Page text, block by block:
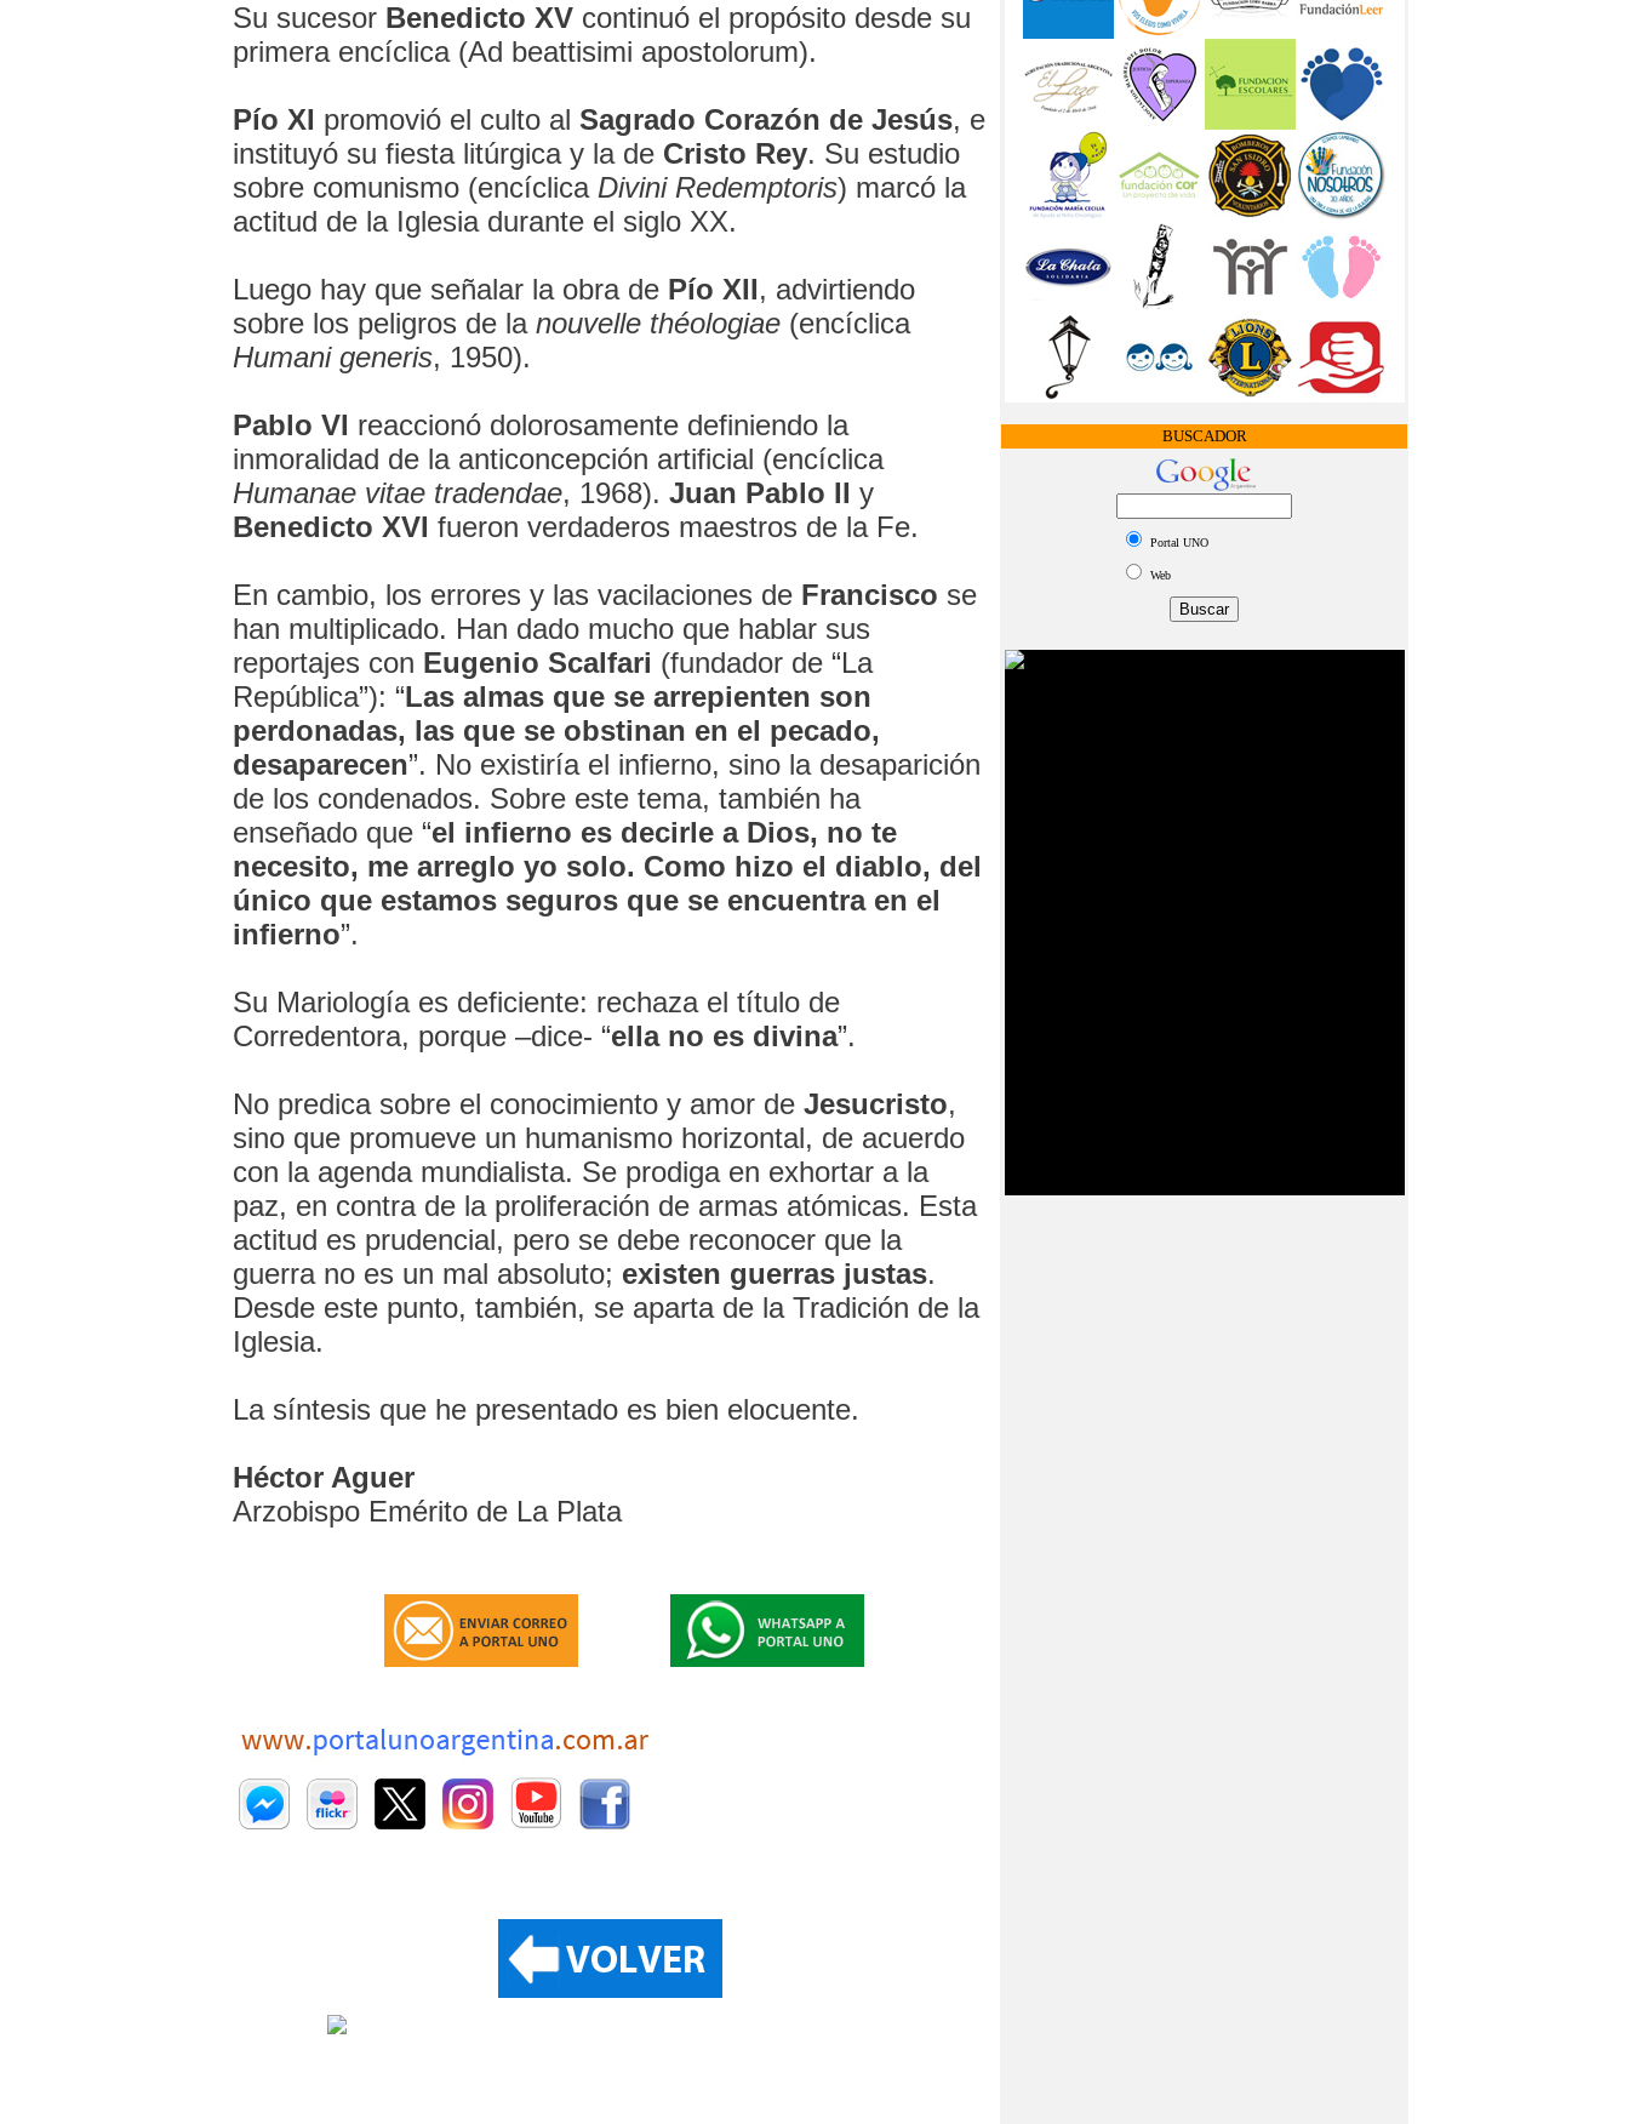
Su sucesor Benedicto XVcontinuó el propósito desde su
primera encíclica (Ad beattisimi apostolorum).
Pío XI promovió el culto al Sagrado Corazón de Jesús, e
instituyó su fiesta litúrgica y la de Cristo Rey. Su estudio
sobre comunismo (encíclica Divini Redemptoris) marcó la
actitud de la Iglesia durante el siglo XX.
Luego hay que señalar la obra dePío XII, advirtiendo
sobre los peligros de la nouvelle théologiae(encíclica
Humani generis, 1950).
Pablo VI reaccionó dolorosamente definiendo la
inmoralidad de la anticoncepción artificial (encíclica
Humanae vitae tradendae, 1968). Juan Pablo II y
Benedicto XVI fueron verdaderos maestros de la Fe.
En cambio, los errores y las vacilaciones de Francisco se
han multiplicado. Han dado mucho que hablar sus
reportajes con Eugenio Scalfari (fundador de “La
República”): “Las almas que se arrepienten son
perdonadas, las que se obstinan en el pecado,
desaparecen”. No existiría el infierno, sino la desaparición
de los condenados. Sobre este tema, también ha
enseñado que “el infierno es decirle a Dios, no te
necesito, me arreglo yo solo. Como hizo el diablo, del
único que estamos seguros que se encuentra en el
infierno”.
Su Mariología es deficiente: rechaza el título de
Corredentora, porque –dice- “ella no es divina”.
No predica sobre el conocimiento y amor de Jesucristo,
sino que promueve un humanismo horizontal, de acuerdo
con la agenda mundialista. Se prodiga en exhortar a la
paz, en contra de la proliferación de armas atómicas. Esta
actitud es prudencial, pero se debe reconocer que la
guerra no es un mal absoluto; existen guerras justas.
Desde este punto, también, se aparta de la Tradición de la
Iglesia.
La síntesis que he presentado es bien elocuente.
Héctor Aguer
Arzobispo Emérito de La Plata
BUSCADOR
Portal UNO
Web